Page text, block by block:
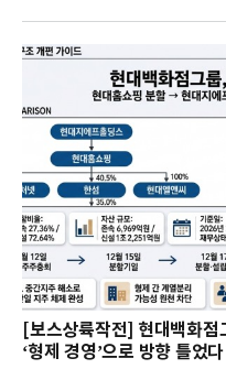
[보스상륙작전] 현대백화점
‘형제 경영’으로 방향 틀었다